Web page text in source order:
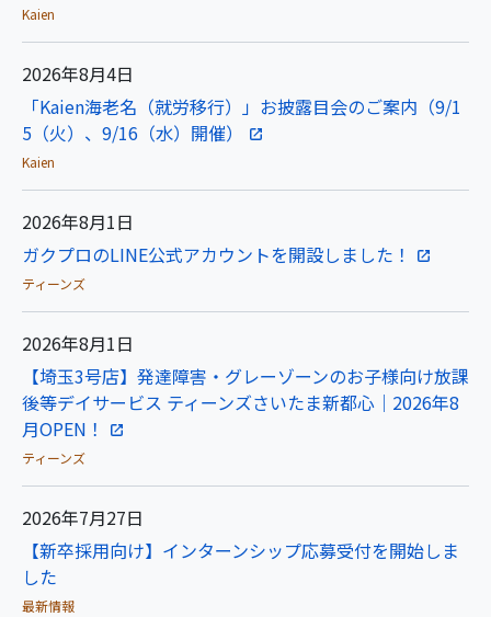
Kaien
2026年8月4日
「Kaien海老名（就労移行）」お披露目会のご案内（9/1
5（火）、9/16（水）開催）
Kaien
2026年8月1日
ガクプロのLINE公式アカウントを開設しました！
ティーンズ
2026年8月1日
【埼玉3号店】発達障害・グレーゾーンのお子様向け放課
後等デイサービス ティーンズさいたま新都心｜2026年8
月OPEN！
ティーンズ
2026年7月27日
【新卒採用向け】インターンシップ応募受付を開始しま
した
最新情報